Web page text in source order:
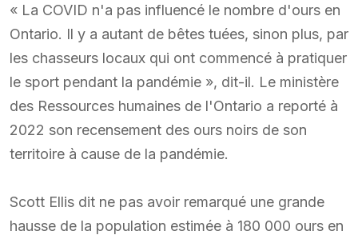
« La COVID n'a pas influencé le nombre d'ours en
Ontario. Il y a autant de bêtes tuées, sinon plus, par
les chasseurs locaux qui ont commencé à pratiquer
le sport pendant la pandémie », dit-il. Le ministère
des Ressources humaines de l'Ontario a reporté à
2022 son recensement des ours noirs de son
territoire à cause de la pandémie.
Scott Ellis dit ne pas avoir remarqué une grande
hausse de la population estimée à 180 000 ours en